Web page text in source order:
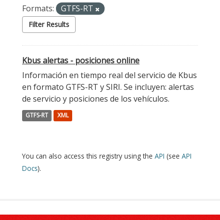
Formats:
GTFS-RT
Filter Results
Kbus alertas - posiciones online
Información en tiempo real del servicio de Kbus
en formato GTFS-RT y SIRI. Se incluyen: alertas
de servicio y posiciones de los vehículos.
GTFS-RT XML
You can also access this registry using the API (see API
Docs).